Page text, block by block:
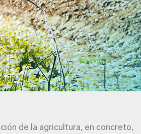
de la agricultura, en concreto,